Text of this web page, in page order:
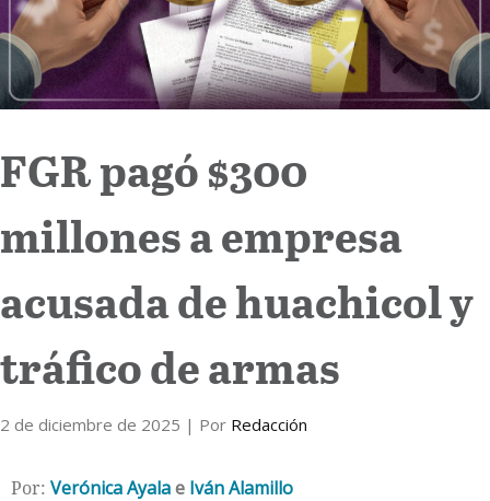
Cultura
FGR pagó $300
millones a empresa
acusada de huachicol y
tráfico de armas
2 de diciembre de 2025 | Por Redacción
Por: Verónica Ayalae Iván Alamillo